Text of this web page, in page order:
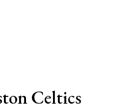
Celtics